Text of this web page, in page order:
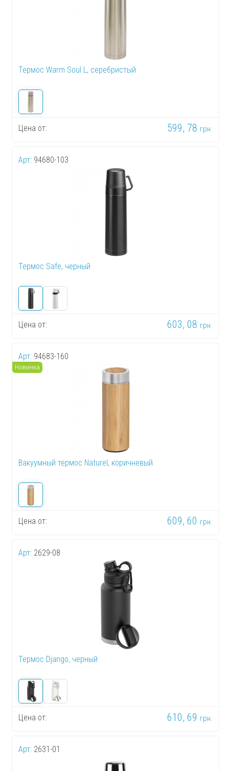
Термос Warm Soul L, серебристый
Цена от: 599, 78 грн.
Арт: 94680-103
Термос Safe, черный
Цена от: 603, 08 грн.
Новинка
Арт: 94683-160
Вакуумный термос Naturel, коричневый
Цена от: 609, 60 грн.
Арт: 2629-08
Термос Django, черный
Цена от: 610, 69 грн.
Арт: 2631-01